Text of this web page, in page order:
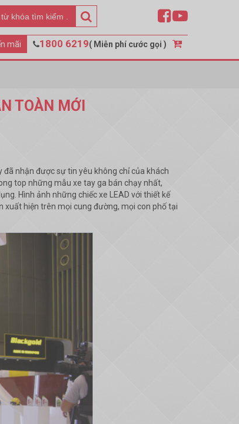
Tìm
kiếm:
mãi 1800 6219( Miễn phí cước gọi )
TOÀN MỚI
nhận được sự tin yêu không chỉ của khách
top những mẫu xe tay ga bán chạy nhất,
Hình ảnh những chiếc xe LEAD với thiết kế
xuất hiện trên mọi cung đường, mọi con phố tại